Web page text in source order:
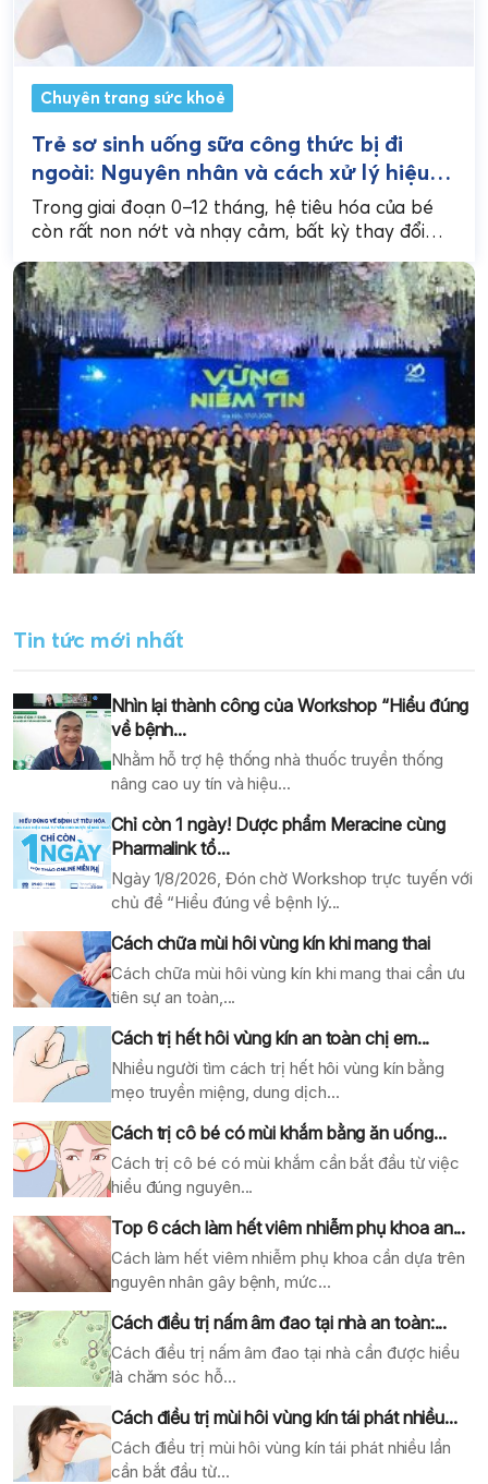
Chuyên trang sức khoẻ
Trẻ sơ sinh uống sữa công thức bị đi
ngoài: Nguyên nhân và cách xử lý hiệu
quả
Trong giai đoạn 0–12 tháng, hệ tiêu hóa của bé
còn rất non nớt và nhạy cảm, bất kỳ thay đổi
Tin tức mới nhất
Nhìn lại thành công của Workshop “Hiểu đúng
về bệnh...
Nhằm hỗ trợ hệ thống nhà thuốc truyền thống
nâng cao uy tín và hiệu...
Chỉ còn 1 ngày! Dược phẩm Meracine cùng
Pharmalink tổ...
Ngày 1/8/2026, Đón chờ Workshop trực tuyến với
chủ đề “Hiểu đúng về bệnh lý...
Cách chữa mùi hôi vùng kín khi mang thai
Cách chữa mùi hôi vùng kín khi mang thai cần ưu
tiên sự an toàn,...
Cách trị hết hôi vùng kín an toàn chị em...
Nhiều người tìm cách trị hết hôi vùng kín bằng
mẹo truyền miệng, dung dịch...
Cách trị cô bé có mùi khắm bằng ăn uống...
Cách trị cô bé có mùi khắm cần bắt đầu từ việc
hiểu đúng nguyên...
Top 6 cách làm hết viêm nhiễm phụ khoa an...
Cách làm hết viêm nhiễm phụ khoa cần dựa trên
nguyên nhân gây bệnh, mức...
Cách điều trị nấm âm đao tại nhà an toàn:...
Cách điều trị nấm âm đao tại nhà cần được hiểu
là chăm sóc hỗ...
Cách điều trị mùi hôi vùng kín tái phát nhiều...
Cách điều trị mùi hôi vùng kín tái phát nhiều lần
cần bắt đầu từ...